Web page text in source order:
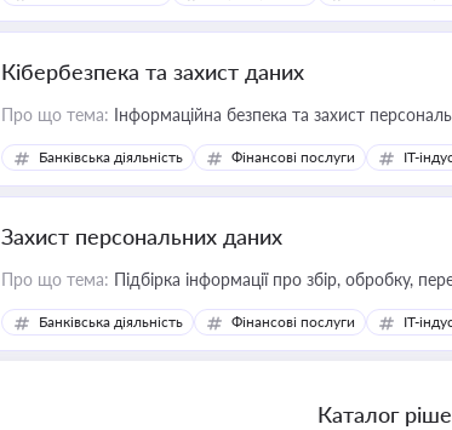
Кібербезпека та захист даних
Про що тема: Інформаційна безпека та захист
Банківська діяльність Фінансові послуги IT-
Захист персональних даних
Про що тема: Підбірка інформації про збір, обробку,
Банківська діяльність Фінансові послуги IT-
Каталог